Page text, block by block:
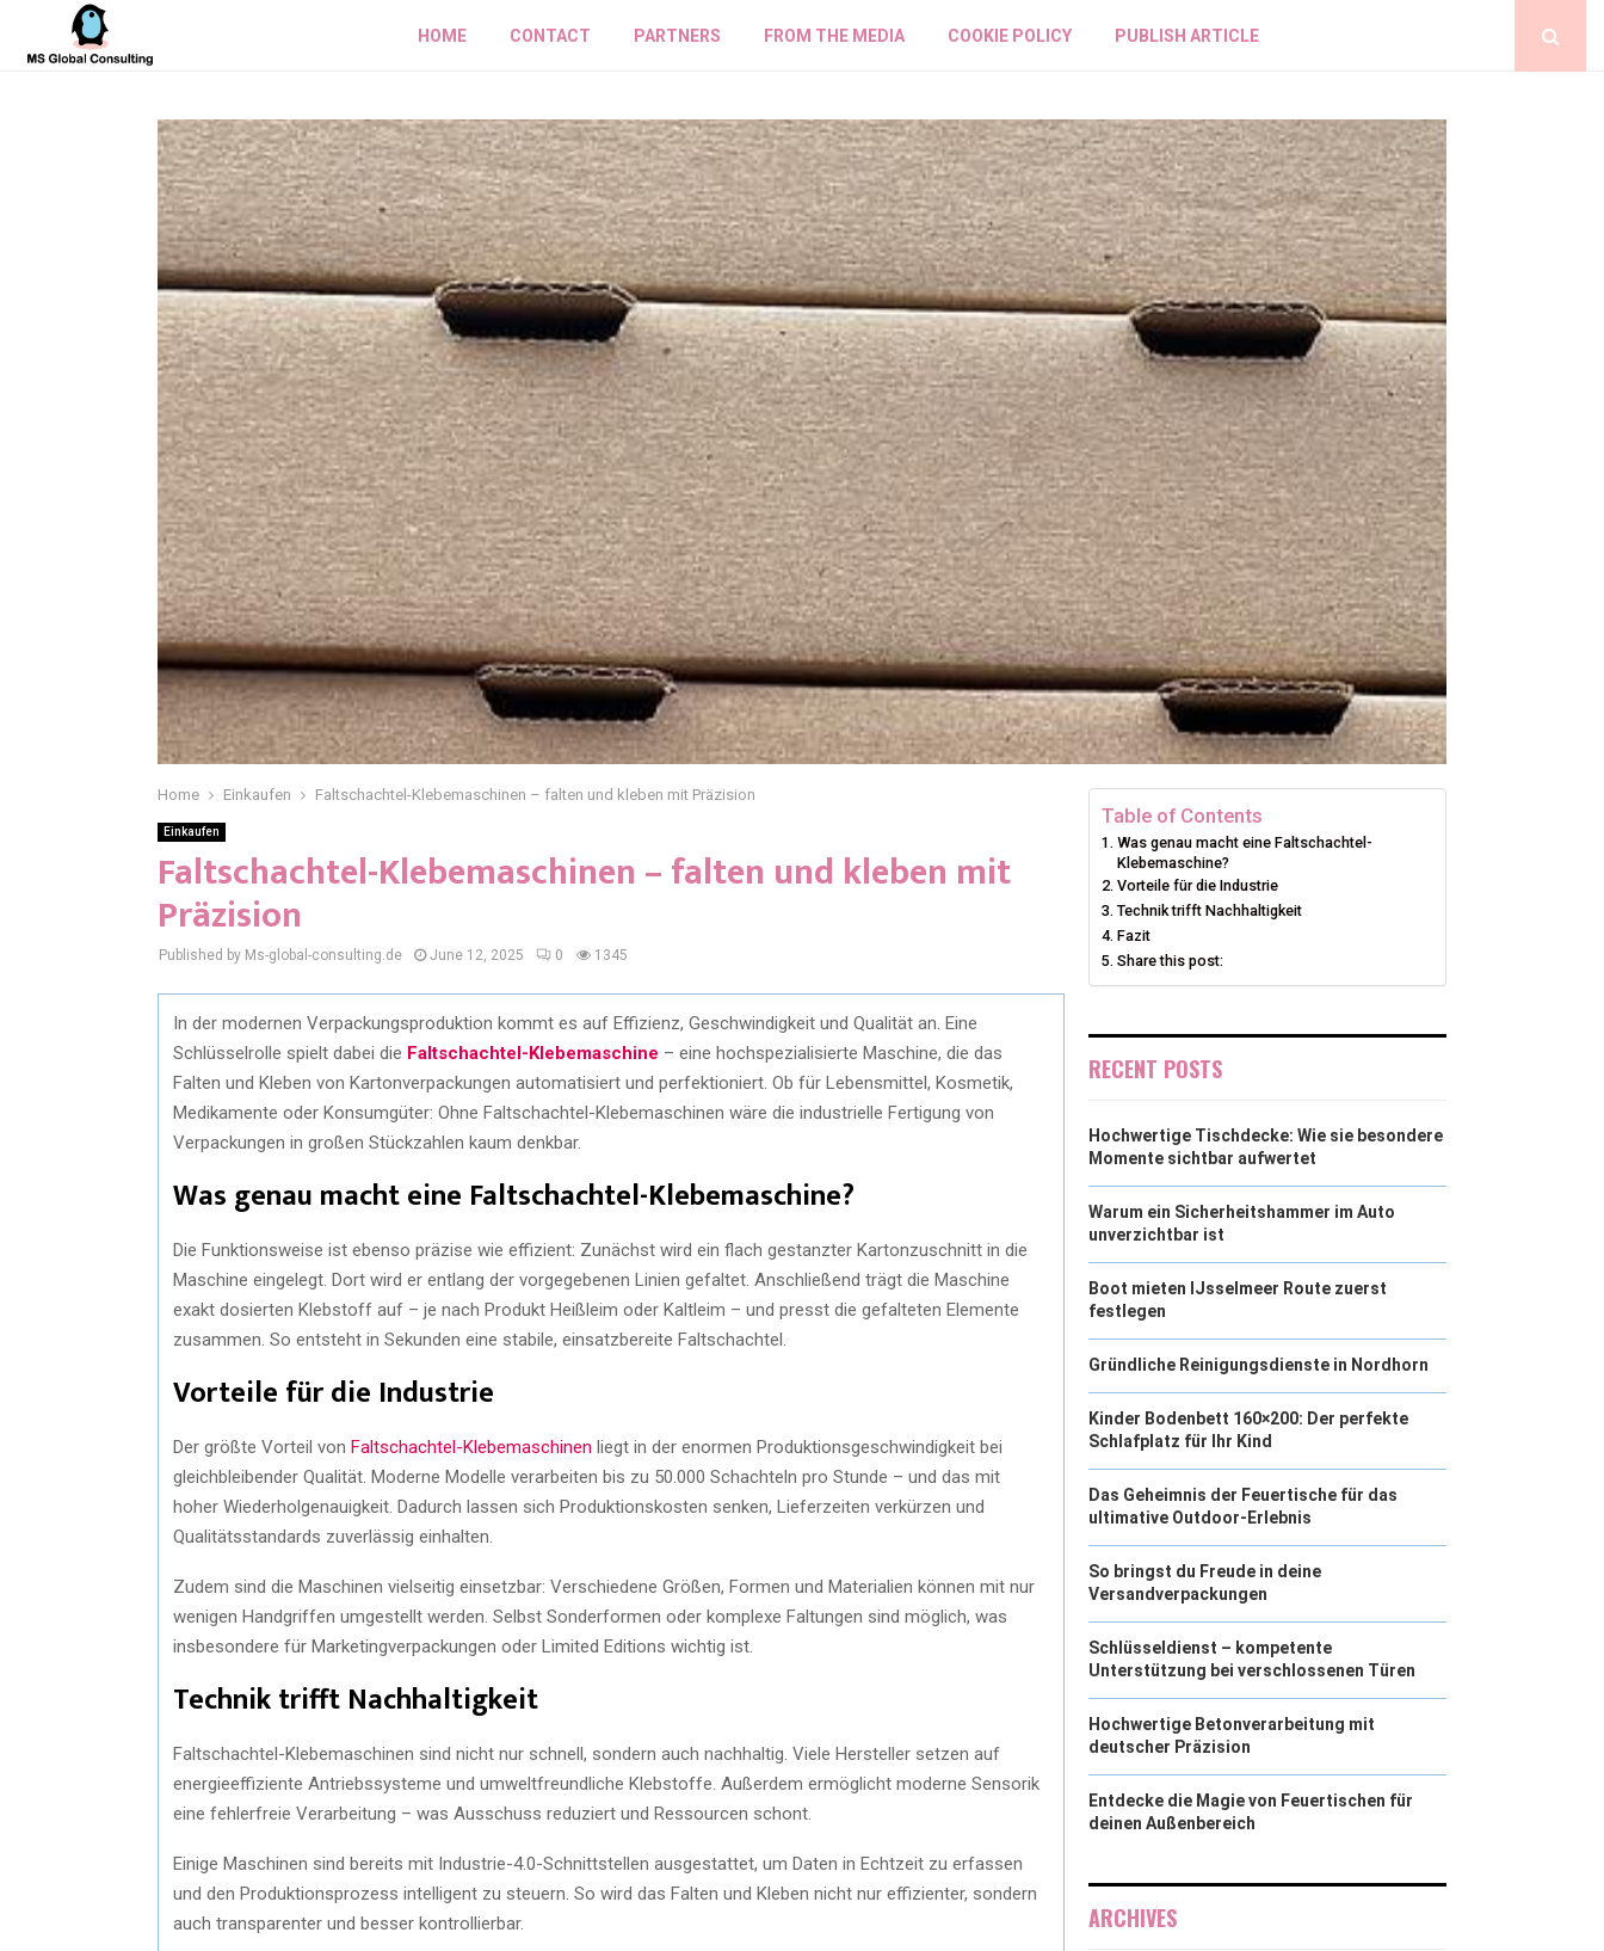
HOME CONTACT PARTNERS FROM THE MEDIA COOKIE POLICY PUBLISH ARTICLE
Home Einkaufen Faltschachtel-Klebemaschinen – falten und kleben mit Präzision
Einkaufen
Faltschachtel-Klebemaschinen – falten und kleben mit
Präzision
Published by Ms-global-consulting.de June 12, 2025 0 1345
In der modernen Verpackungsproduktion kommt es auf Effizienz, Geschwindigkeit und Qualität an. Eine
Schlüsselrolle spielt dabei die Faltschachtel-Klebemaschine – eine hochspezialisierte Maschine, die das
Falten und Kleben von Kartonverpackungen automatisiert und perfektioniert. Ob für Lebensmittel, Kosmetik,
Medikamente oder Konsumgüter: Ohne Faltschachtel-Klebemaschinen wäre die industrielle Fertigung von
Verpackungen in großen Stückzahlen kaum denkbar.
Was genau macht eine Faltschachtel-Klebemaschine?
Die Funktionsweise ist ebenso präzise wie effizient: Zunächst wird ein flach gestanzter Kartonzuschnitt in die
Maschine eingelegt. Dort wird er entlang der vorgegebenen Linien gefaltet. Anschließend trägt die Maschine
exakt dosierten Klebstoff auf – je nach Produkt Heißleim oder Kaltleim – und presst die gefalteten Elemente
zusammen. So entsteht in Sekunden eine stabile, einsatzbereite Faltschachtel.
Vorteile für die Industrie
Der größte Vorteil von Faltschachtel-Klebemaschinen liegt in der enormen Produktionsgeschwindigkeit bei
gleichbleibender Qualität. Moderne Modelle verarbeiten bis zu 50.000 Schachteln pro Stunde – und das mit
hoher Wiederholgenauigkeit. Dadurch lassen sich Produktionskosten senken, Lieferzeiten verkürzen und
Qualitätsstandards zuverlässig einhalten.
Zudem sind die Maschinen vielseitig einsetzbar: Verschiedene Größen, Formen und Materialien können mit nur
wenigen Handgriffen umgestellt werden. Selbst Sonderformen oder komplexe Faltungen sind möglich, was
insbesondere für Marketingverpackungen oder Limited Editions wichtig ist.
Technik trifft Nachhaltigkeit
Faltschachtel-Klebemaschinen sind nicht nur schnell, sondern auch nachhaltig. Viele Hersteller setzen auf
energieeffiziente Antriebssysteme und umweltfreundliche Klebstoffe. Außerdem ermöglicht moderne Sensorik
eine fehlerfreie Verarbeitung – was Ausschuss reduziert und Ressourcen schont.
Einige Maschinen sind bereits mit Industrie-4.0-Schnittstellen ausgestattet, um Daten in Echtzeit zu erfassen
und den Produktionsprozess intelligent zu steuern. So wird das Falten und Kleben nicht nur effizienter, sondern
auch transparenter und besser kontrollierbar.
Table of Contents
Was genau macht eine Faltschachtel-
Klebemaschine?
Vorteile für die Industrie
Technik trifft Nachhaltigkeit
Fazit
Share this post:
RECENT POSTS
Hochwertige Tischdecke: Wie sie besondere
Momente sichtbar aufwertet
Warum ein Sicherheitshammer im Auto
unverzichtbar ist
Boot mieten IJsselmeer Route zuerst
festlegen
Gründliche Reinigungsdienste in Nordhorn
Kinder Bodenbett 160×200: Der perfekte
Schlafplatz für Ihr Kind
Das Geheimnis der Feuertische für das
ultimative Outdoor-Erlebnis
So bringst du Freude in deine
Versandverpackungen
Schlüsseldienst – kompetente
Unterstützung bei verschlossenen Türen
Hochwertige Betonverarbeitung mit
deutscher Präzision
Entdecke die Magie von Feuertischen für
deinen Außenbereich
ARCHIVES